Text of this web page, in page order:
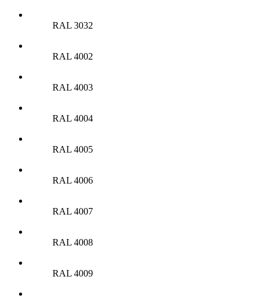
RAL 3032
RAL 4002
RAL 4003
RAL 4004
RAL 4005
RAL 4006
RAL 4007
RAL 4008
RAL 4009